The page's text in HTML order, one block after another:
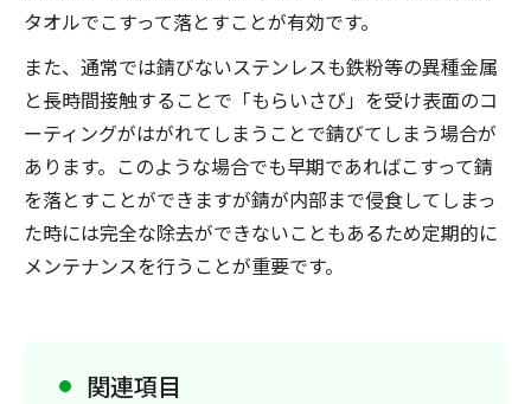
タオルでこすって落とすことが有効です。
また、通常では錆びないステンレスも鉄粉等の異種金属
と長時間接触することで「もらいさび」を受け表面のコ
ーティングがはがれてしまうことで錆びてしまう場合が
あります。このような場合でも早期であればこすって錆
を落とすことができますが錆が内部まで侵食してしまっ
た時には完全な除去ができないこともあるため定期的に
メンテナンスを行うことが重要です。
関連項目